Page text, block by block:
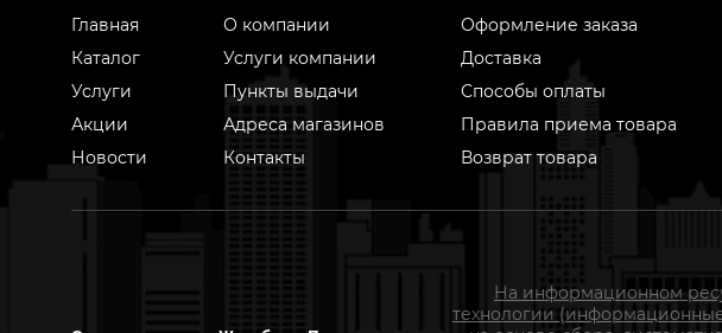
Главная
Каталог
Услуги
Акции
Новости
О компании
Услуги компании
Пункты выдачи
Адреса магазинов
Контакты
Оформление заказа
Доставка
Способы оплаты
Правила приема товара
Возврат товара
На информационном
технологии